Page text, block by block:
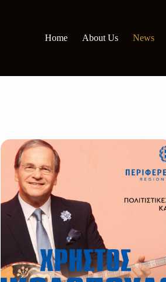
Home
About Us News